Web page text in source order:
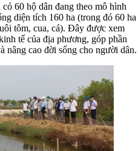
60 hộ dân đang theo mô hình
diện tích 160 ha (trong đó 60 ha
tôm, cua, cá). Đây được xem
tế của địa phương, góp phần
nâng cao đời sống cho người dân.